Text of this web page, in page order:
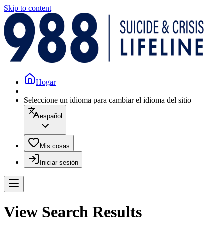
Skip to content
Hogar
Seleccione un idioma para cambiar el idioma del sitio
español
Mis cosas
Iniciar sesión
View Search Results